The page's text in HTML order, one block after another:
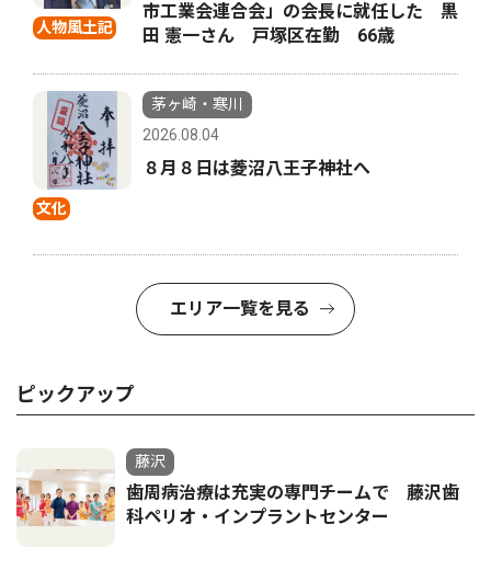
人物風土記
市工業会連合会」の会長に就任した 黒
田 憲一さん 戸塚区在勤 66歳
文化
茅ヶ崎・寒川
2026.08.04
８月８日は菱沼八王子神社へ
エリア一覧を見る
ピックアップ
藤沢
歯周病治療は充実の専門チームで 藤沢歯
科ペリオ・インプラントセンター